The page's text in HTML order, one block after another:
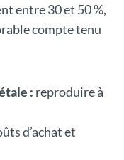
entre 30 et 50 %,
compte tenu
: reproduire à
d’achat et